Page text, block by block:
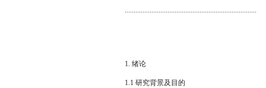
..........................................................................
1. 绪论
1.1 研究背景及目的